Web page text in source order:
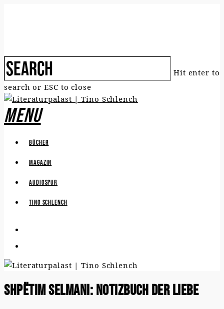
Hit enter to
search or ESC to close
Menu
Bücher
Magazin
Audiospur
Tino Schlench
Shpëtim Selmani: Notizbuch der Liebe